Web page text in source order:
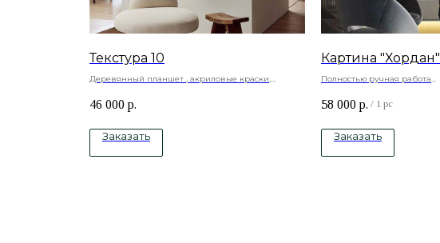
Текстура 10
Деревянный планшет , акриловые краски,
46 000 р.
Заказать
Картина "Хордан"
Полностью ручная работа
краски
58 000 р. / 1 pc
Заказать